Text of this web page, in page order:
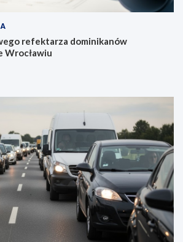
refektarza dominikanów
Wrocławiu